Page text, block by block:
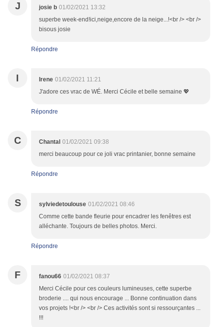
J josie b 01/02/2021 13:32
superbe week-end!ici,neige,encore de la neige...!<br /> <br />
bisous josie
Répondre
I Irene 01/02/2021 11:21
J'adore ces vrac de WÉ. Merci Cécile et belle semaine 💖
Répondre
C Chantal 01/02/2021 09:38
merci beaucoup pour ce joli vrac printanier, bonne semaine
Répondre
S sylviedetoulouse 01/02/2021 08:46
Comme cette bande fleurie pour encadrer les fenêtres est
alléchante. Toujours de belles photos. Merci.
Répondre
F fanou66 01/02/2021 08:37
Merci Cécile pour ces couleurs lumineuses, cette superbe
broderie .... qui nous encourage ... Bonne continuation dans
vos projets !<br /> <br /> Ces activités sont si ressourçantes ...
!!!